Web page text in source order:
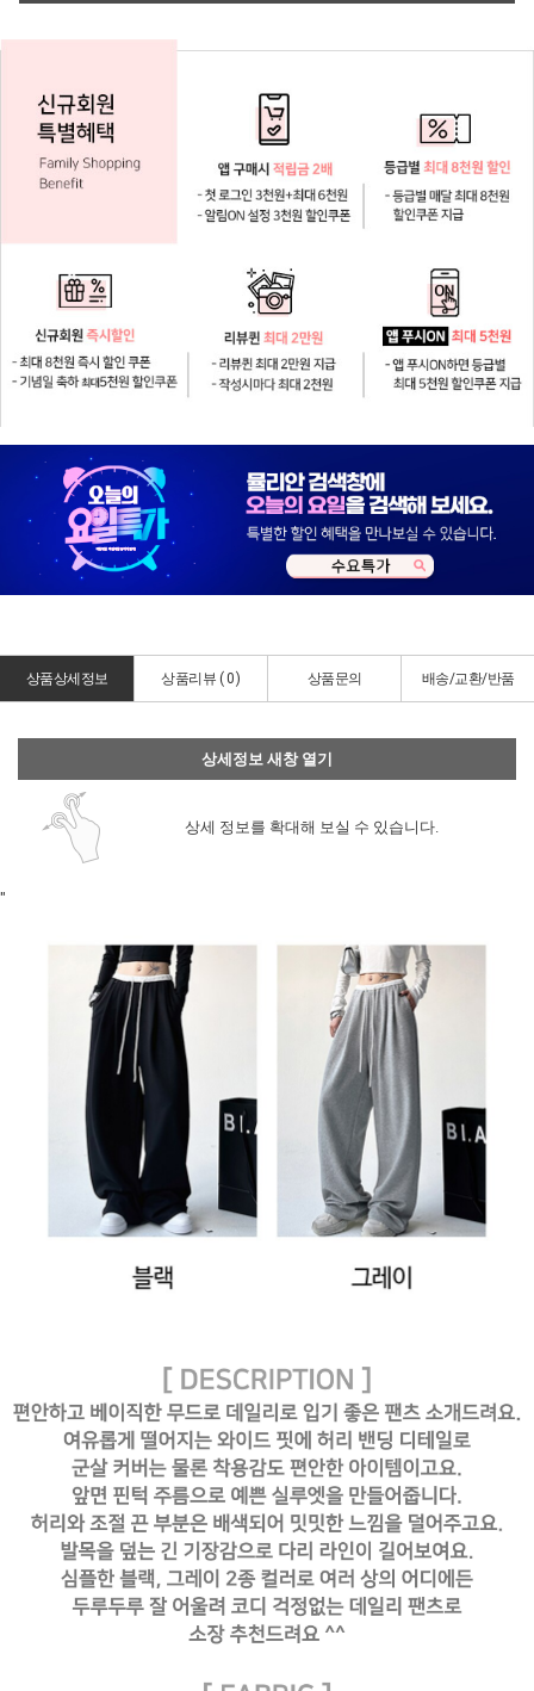
상품상세정보 상품리뷰 ( 0) 상품문의 배송/교환/반품
상세정보 새창 열기
상세 정보를 확대해 보실 수 있습니다.
"